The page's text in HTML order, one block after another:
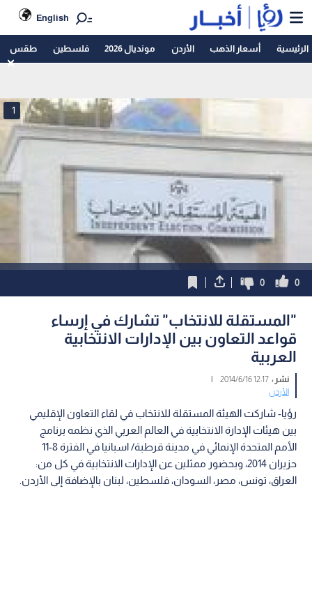
English
الرئيسية أسعار الذهب الأردن مونديال 2026 فلسطين طقس
1
0
0
"المستقلة للانتخاب" تشارك في إرساء
قواعد التعاون بين الإدارات الانتخابية
العربية
نشر :12:17 2014/6/16
|
الأردن
رؤيا- شاركت الهيئة المستقلة للانتخاب في لقاء التعاون الإقليمي
بين هيئات الإدارة الانتخابية في العالم العربي الذي نظمه برنامج
الأمم المتحدة الإنمائي في مدينة قرطبة/ اسبانيا في الفترة 8-11
حزيران 2014، وبحضور ممثلين عن الإدارات الانتخابية في كل من:
العراق، تونس، مصر، السودان، فلسطين، لبنان بالإضافة إلى الأردن.